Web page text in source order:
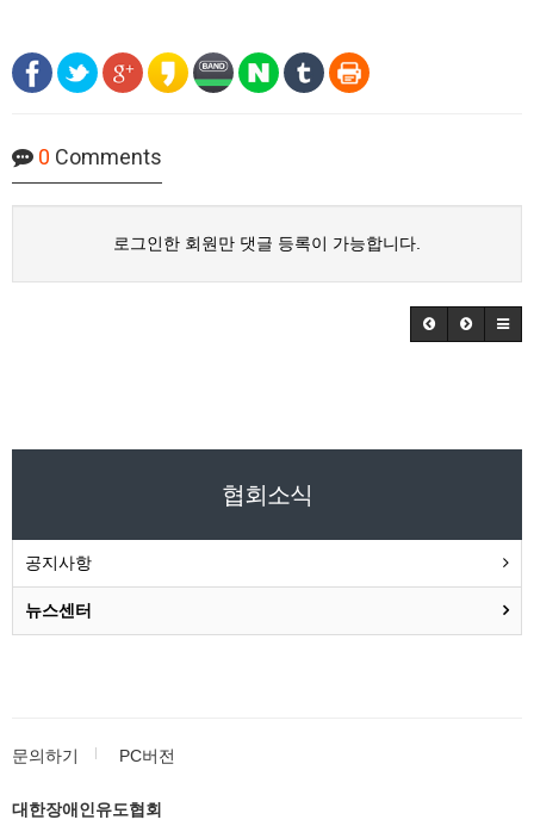
0 Comments
로그인한 회원만 댓글 등록이 가능합니다.
협회소식
공지사항
뉴스센터
문의하기 PC버전
대한장애인유도협회